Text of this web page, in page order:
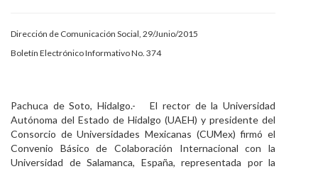
Acreditación Internacional
Personal
Alumni
Dirección de Comunicación Social, 29/Junio/2015
Boletín Electrónico Informativo No. 374
Pachuca de Soto, Hidalgo.- El rector de la Universidad
Autónoma del Estado de Hidalgo (UAEH) y presidente del
Consorcio de Universidades Mexicanas (CUMex) firmó el
Convenio Básico de Colaboración Internacional con la
Universidad de Salamanca, España, representada por la